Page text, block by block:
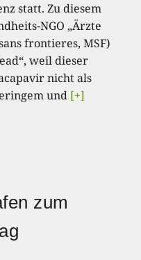
statt. Zu diesem
NGO „Ärzte
frontieres, MSF)
weil dieser
nicht als
und [+]
zum